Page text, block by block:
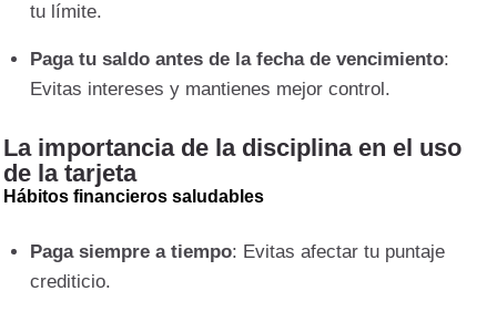
tu límite.
Paga tu saldo antes de la fecha de vencimiento:
Evitas intereses y mantienes mejor control.
La importancia de la disciplina en el uso
de la tarjeta
Hábitos financieros saludables
Paga siempre a tiempo: Evitas afectar tu puntaje
crediticio.